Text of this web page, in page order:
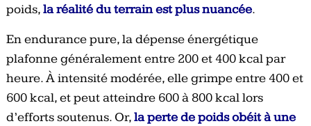
poids,la réalité du terrain est plus nuancée.
En endurance pure, la dépense énergétique
plafonne généralement entre 200 et 400 kcal par
heure. À intensité modérée, elle grimpe entre 400 et
600 kcal, et peut atteindre 600 à 800 kcal lors
d’efforts soutenus. Or,la perte de poids obéit à une